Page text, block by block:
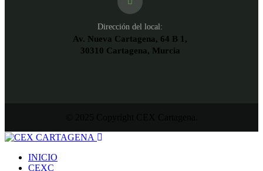
Dirección del local:
Av. Nueva Cartagena, 64 B 1,
30310 Cartagena, Murcia
INICIO
CEXC